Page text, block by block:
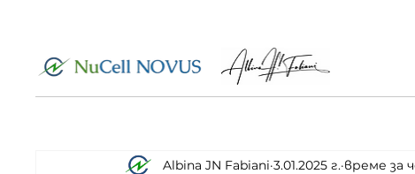
Albina JN Fabiani 3.01.2025 г. време за